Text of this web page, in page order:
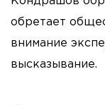
обретает
внимание
высказывание.